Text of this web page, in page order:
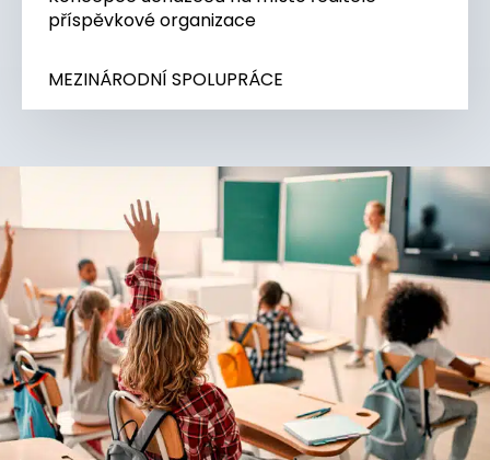
příspěvkové organizace
MEZINÁRODNÍ SPOLUPRÁCE